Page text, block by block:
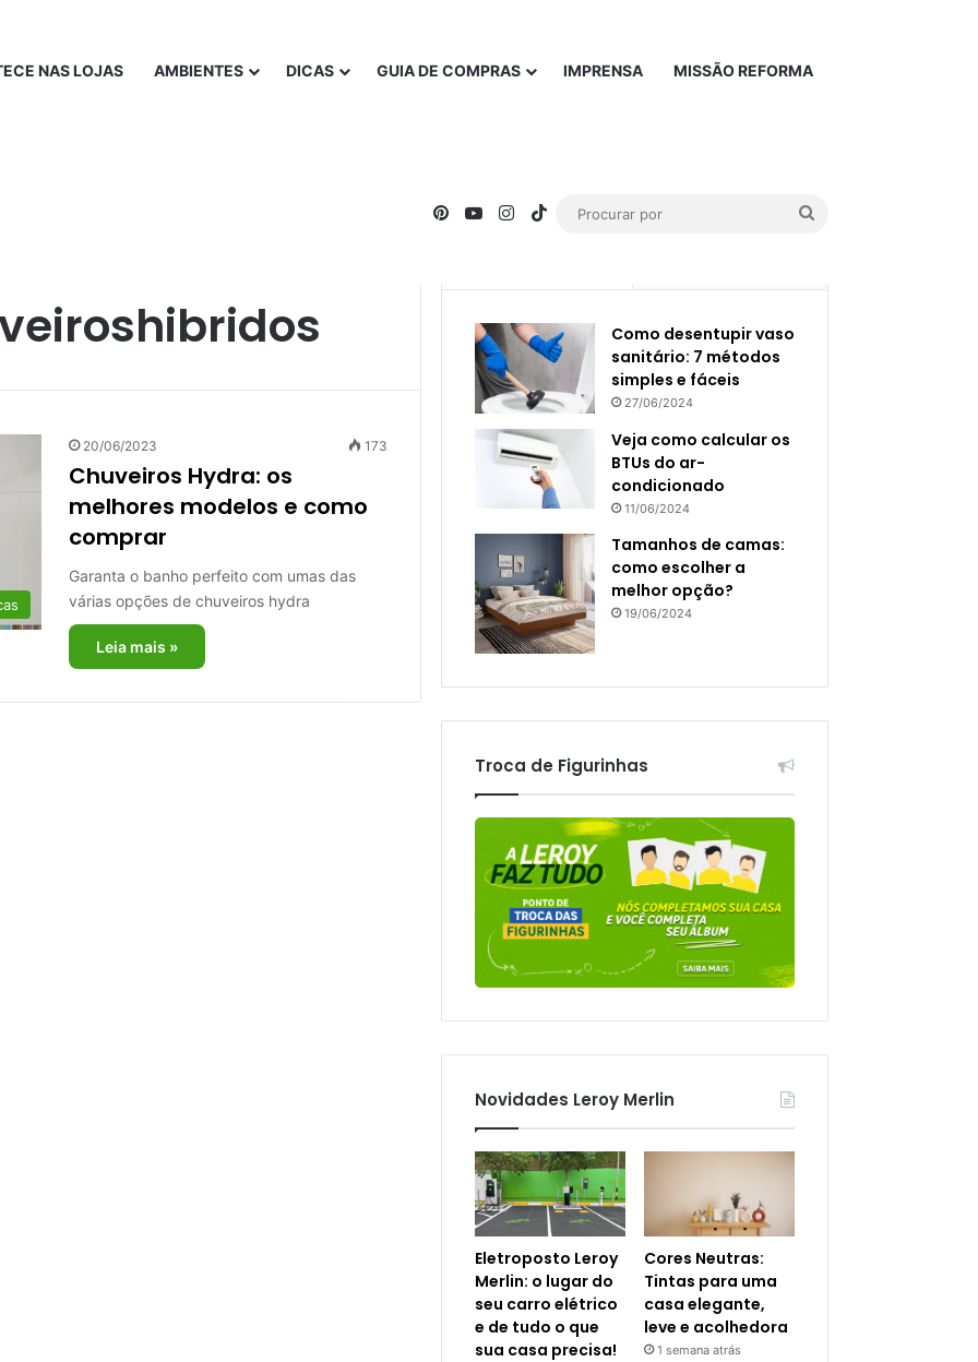
NAS LOJAS AMBIENTES DICAS GUIA DE COMPRAS IMPRENSA MISSÃO REFORMA
PinterestYouTubeInstagram
TikTok
20/06/2023 173
Chuveiros Hydra: os
melhores modelos e como
comprar
Garanta o banho perfeito com umas das
várias opções de chuveiros hydra
Leia mais »
Como desentupir vaso
sanitário: 7 métodos
simples e fáceis
27/06/2024
Veja como calcular os
BTUs do ar-
condicionado
11/06/2024
Tamanhos de camas:
como escolher a
melhor opção?
19/06/2024
Troca de Figurinhas
Novidades Leroy Merlin
Eletroposto Leroy
Merlin: o lugar do
seu carro elétrico
e de tudo o que
sua casa precisa!
Cores Neutras:
Tintas para uma
casa elegante,
leve e acolhedora
1 semana atrás